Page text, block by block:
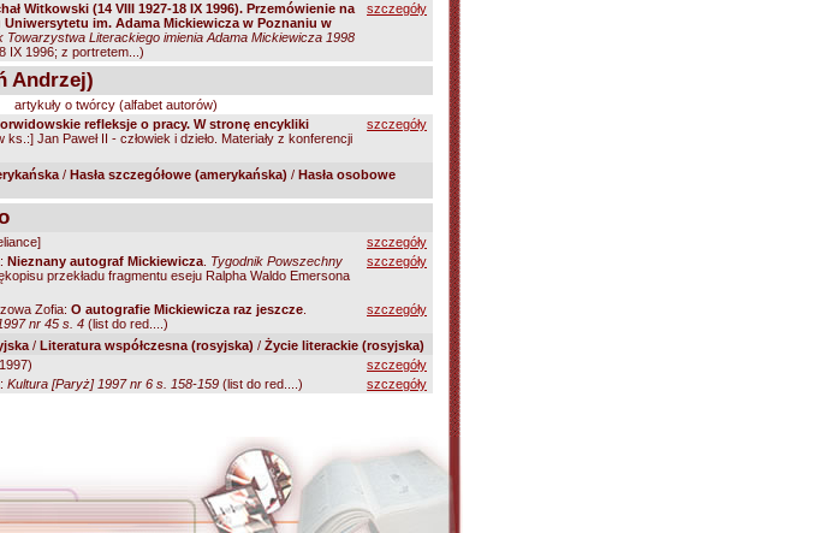
Witkowski (14 VIII 1927-18 IX 1996). Przemówienie na
Uniwersytetu im. Adama Mickiewicza w Poznaniu w
Towarzystwa Literackiego imienia Adama Mickiewicza 1998
IX 1996; z portretem...)
szczegóły
Andrzej)
artykuły o twórcy (alfabet autorów)
refleksje o pracy. W stronę encykliki
ks.:] Jan Paweł II - człowiek i dzieło. Materiały z konferencji
szczegóły
/ Hasła szczegółowe (amerykańska) / Hasła osobowe
szczegóły
Nieznany autograf Mickiewicza Tygodnik Powszechny
przekładu fragmentu eseju Ralpha Waldo Emersona
szczegóły
Zofia: O autografie Mickiewicza raz jeszcze
nr 45 s. 4 (list do red....)
szczegóły
/ Literatura współczesna (rosyjska) / Życie literackie (rosyjska)
szczegóły
Kultura [Paryż] 1997 nr 6 s. 158-159 (list do red....) szczegóły